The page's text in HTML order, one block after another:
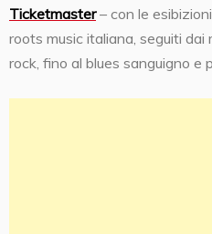
Ticketmaster– con le
roots music italiana, seguiti dai
rock, fino al blues sanguigno e